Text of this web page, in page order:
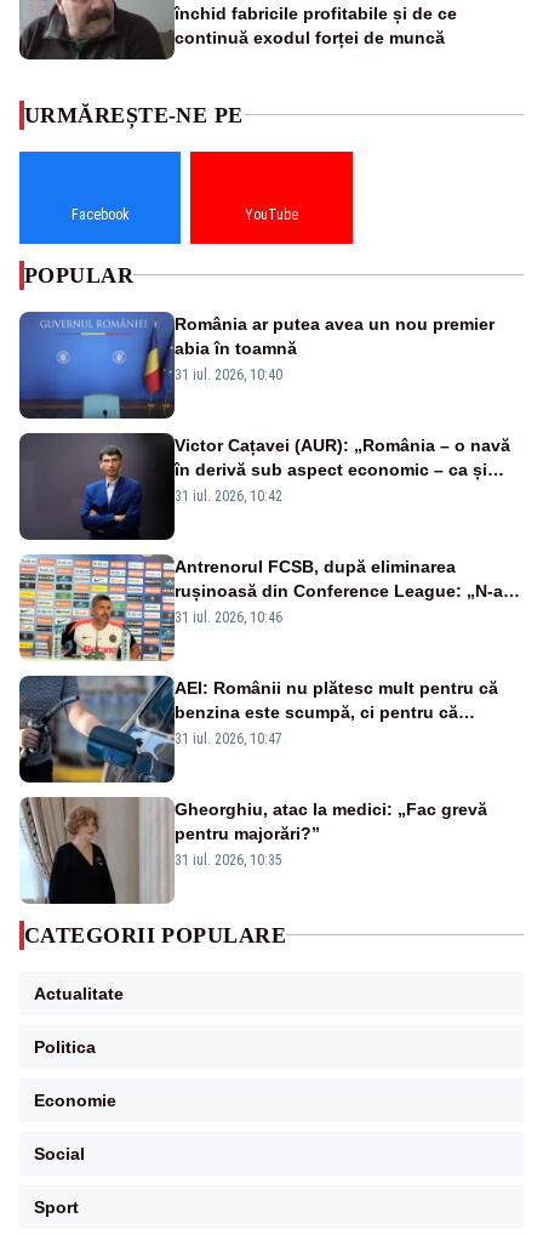
închid fabricile profitabile și de ce
continuă exodul forței de muncă
URMĂREȘTE-NE PE
Facebook YouTube
POPULAR
România ar putea avea un nou premier
abia în toamnă
31 iul. 2026, 10:40
Victor Cațavei (AUR): „România – o navă
în derivă sub aspect economic – ca și
rezultat al guvernărilor din ultimii 36 de
31 iul. 2026, 10:42
Antrenorul FCSB, după eliminarea
rușinoasă din Conference League: „N-ai
cum să nu scoți în evidență și lucrurile
31 iul. 2026, 10:46
AEI: Românii nu plătesc mult pentru că
benzina este scumpă, ci pentru că
benzina ieftină e taxată scump
31 iul. 2026, 10:47
Gheorghiu, atac la medici: „Fac grevă
pentru majorări?”
31 iul. 2026, 10:35
CATEGORII POPULARE
Actualitate
Politica
Economie
Social
Sport